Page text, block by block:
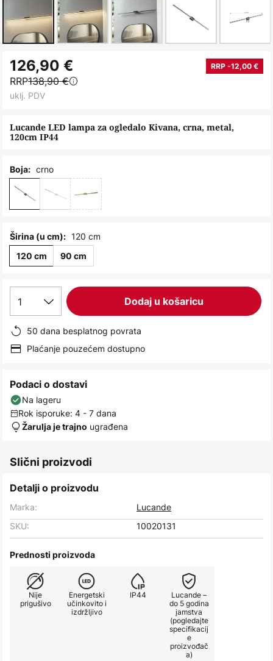
to
the
beginning
the
images
Lucande LED lampa za ogledalo Kivana, crna, metal,
120cm IP44
126,90 € RRP -12,00 €
RRP138,90 €
uklj. PDV
Boja: crno
Širina (u cm): 120 cm
120 cm 90 cm
1 Dodaj u košaricu
50 dana besplatnog povrata
Plaćanje pouzećem dostupno
Podaci o dostavi
Na lageru
Rok isporuke: 4 - 7 dana
Žarulja je trajno ugrađena
Slični proizvodi
Detalji o proizvodu
Marka:
Lucande
SKU:
10020131
Prednosti proizvoda
Nije
prigušivo
Energetski
učinkovito i
izdržljivo
IP44
Lucande –
do 5 godina
jamstva
(pogledajte
specifikacij
e
proizvođač
a)